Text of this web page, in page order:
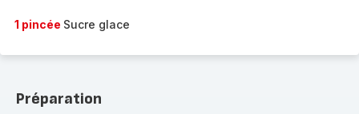
1 pincée Sucre glace
Préparation